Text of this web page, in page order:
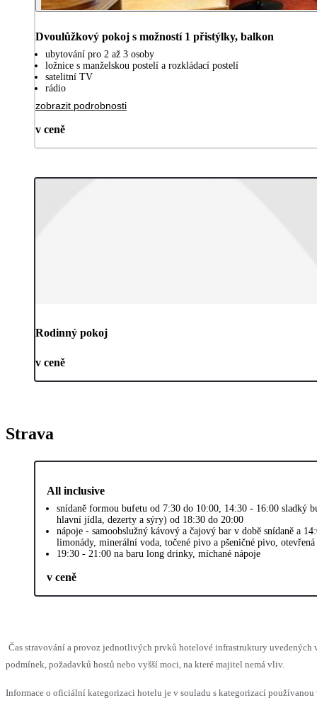
Dvoulůžkový pokoj s možností 1 přistýlky, balkon
ubytování pro 2 až 3 osoby
ložnice s manželskou postelí a rozkládací postelí
satelitní TV
rádio
zobrazit podrobnosti
v ceně
Rodinný pokoj
v ceně
Strava
All inclusive
snídaně formou bufetu od 7:30 do 10:00, 14:30 - 16:00 sladký
hlavní jídla, dezerty a sýry) od 18:30 do 20:00
nápoje - samoobslužný kávový a čajový bar v době snídaně a
limonády, minerální voda, točené pivo a pšeničné pivo,
19:30 - 21:00 na baru long drinky, míchané nápoje
v ceně
Čas stravování a provoz jednotlivých prvků hotelové infrastruktury uvedených
podmínek, požadavků hostů nebo vyšší moci, na které majitel nemá vliv.
Informace o oficiální kategorizaci hotelu je v souladu s kategorizací